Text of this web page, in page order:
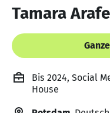
Tamara
Bis 2024, Social
House